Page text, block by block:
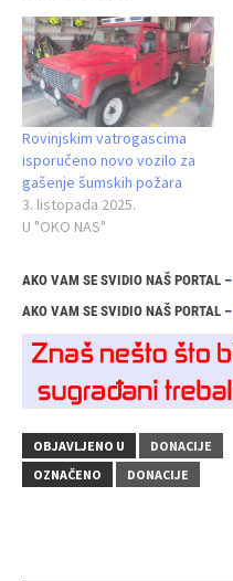
Rovinjskim vatrogascima
isporučeno novo vozilo za
gašenje šumskih požara
3. listopada 2025.
U "OKO NAS"
AKO VAM SE SVIDIO NAŠ PORTAL –
AKO VAM SE SVIDIO NAŠ PORTAL –
OBJAVLJENO U
DONACIJE
OZNAČENO
DONACIJE